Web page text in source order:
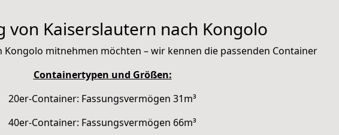
von Kaiserslautern nach Kongolo
Kongolo mitnehmen möchten – wir kennen die passenden Container
Containertypen und Größen:
20er-Container: Fassungsvermögen 31m³
40er-Container: Fassungsvermögen 66m³